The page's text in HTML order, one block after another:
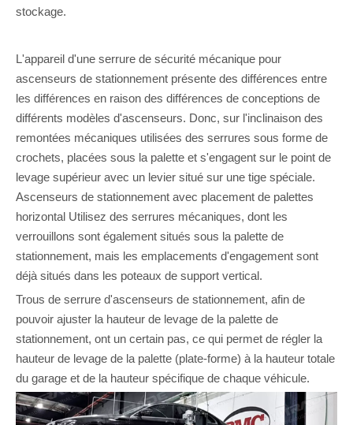
stockage.
L'appareil d'une serrure de sécurité mécanique pour
ascenseurs de stationnement présente des différences entre
les différences en raison des différences de conceptions de
différents modèles d'ascenseurs. Donc, sur l'inclinaison des
remontées mécaniques utilisées des serrures sous forme de
crochets, placées sous la palette et s'engagent sur le point de
levage supérieur avec un levier situé sur une tige spéciale.
Ascenseurs de stationnement avec placement de palettes
horizontal Utilisez des serrures mécaniques, dont les
verrouillons sont également situés sous la palette de
stationnement, mais les emplacements d'engagement sont
déjà situés dans les poteaux de support vertical.
Trous de serrure d'ascenseurs de stationnement, afin de
pouvoir ajuster la hauteur de levage de la palette de
stationnement, ont un certain pas, ce qui permet de régler la
hauteur de levage de la palette (plate-forme) à la hauteur totale
du garage et de la hauteur spécifique de chaque véhicule.